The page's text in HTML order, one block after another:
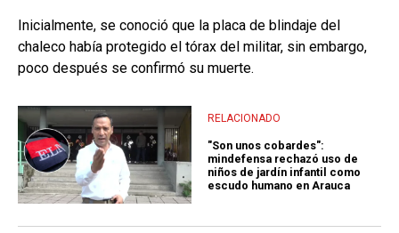
Inicialmente, se conoció que la placa de blindaje del
chaleco había protegido el tórax del militar, sin embargo,
poco después se confirmó su muerte.
RELACIONADO
"Son unos cobardes":
mindefensa rechazó uso de
niños de jardín infantil como
escudo humano en Arauca